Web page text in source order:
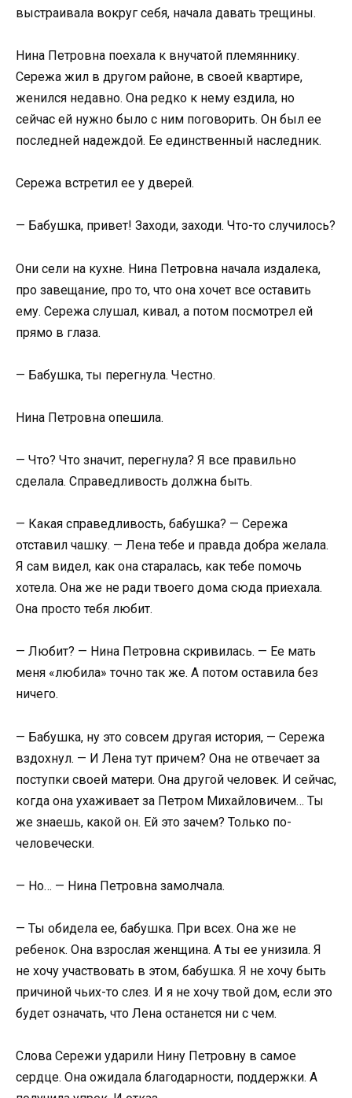
выстраивала вокруг себя, начала давать трещины.
Нина Петровна поехала к внучатой племяннику.
Сережа жил в другом районе, в своей квартире,
женился недавно. Она редко к нему ездила, но
сейчас ей нужно было с ним поговорить. Он был ее
последней надеждой. Ее единственный наследник.
Сережа встретил ее у дверей.
— Бабушка, привет! Заходи, заходи. Что-то случилось?
Они сели на кухне. Нина Петровна начала издалека,
про завещание, про то, что она хочет все оставить
ему. Сережа слушал, кивал, а потом посмотрел ей
прямо в глаза.
— Бабушка, ты перегнула. Честно.
Нина Петровна опешила.
— Что? Что значит, перегнула? Я все правильно
сделала. Справедливость должна быть.
— Какая справедливость, бабушка? — Сережа
отставил чашку. — Лена тебе и правда добра желала.
Я сам видел, как она старалась, как тебе помочь
хотела. Она же не ради твоего дома сюда приехала.
Она просто тебя любит.
— Любит? — Нина Петровна скривилась. — Ее мать
меня «любила» точно так же. А потом оставила без
ничего.
— Бабушка, ну это совсем другая история, — Сережа
вздохнул. — И Лена тут причем? Она не отвечает за
поступки своей матери. Она другой человек. И сейчас,
когда она ухаживает за Петром Михайловичем… Ты
же знаешь, какой он. Ей это зачем? Только по-
человечески.
— Но… — Нина Петровна замолчала.
— Ты обидела ее, бабушка. При всех. Она же не
ребенок. Она взрослая женщина. А ты ее унизила. Я
не хочу участвовать в этом, бабушка. Я не хочу быть
причиной чьих-то слез. И я не хочу твой дом, если это
будет означать, что Лена останется ни с чем.
Слова Сережи ударили Нину Петровну в самое
сердце. Она ожидала благодарности, поддержки. А